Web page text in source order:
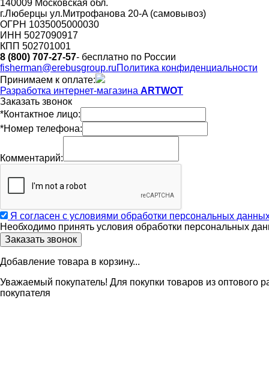
140009 Московская обл.
г.Люберцы ул.Митрофанова 20-A (самовывоз)
ОГРН 1035005000030
ИНН 5027090917
КПП 502701001
8 (800) 707-27-57- бесплатно по России
fisherman@erebusgroup.ruПолитика конфиденциальности
Принимаем к оплате:
Разработка интернет-магазина ARTWOT
Заказать звонок
*Контактное лицо:
*Номер телефона:
Комментарий:
Я согласен с условиями обработки персональных
Необходимо принять условия обработки персональных
Добавление товара в корзину...
Уважаемый покупатель! Для покупки товаров из оптового
покупателя